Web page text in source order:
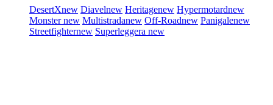
DesertXnew Diavelnew Heritagenew Hypermotardnew
Monsternew Multistradanew Off-Roadnew Panigalenew
Streetfighternew Superleggera new